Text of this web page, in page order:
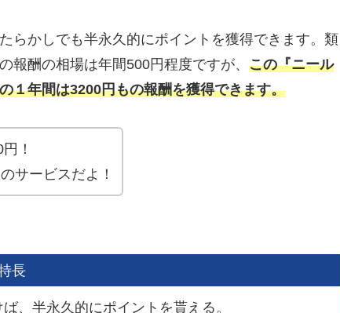
らかしでも半永久的にポイントを獲得できます。類
報酬の相場は年間500円程度ですが、 この『ニール
１年間は3200円もの報酬を獲得できます。
！
サービスだよ！
長
、半永久的にポイントを貰える。